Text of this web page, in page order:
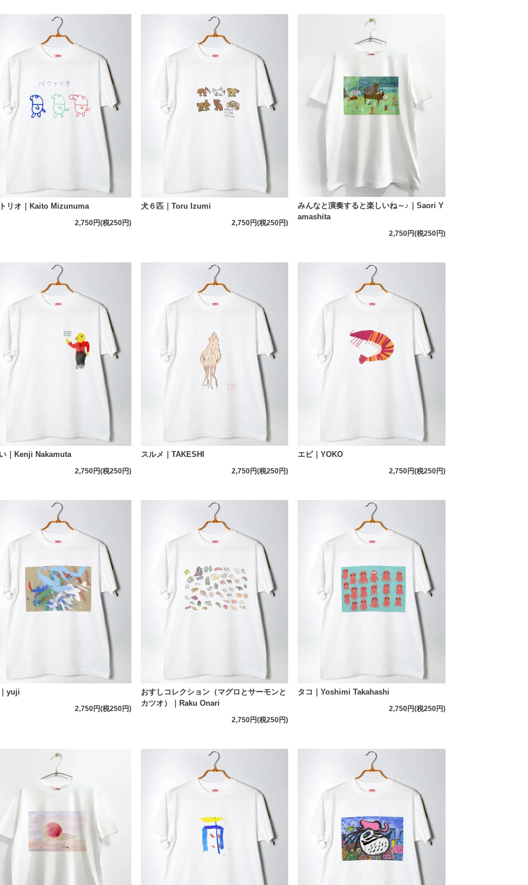
リオ｜Kaito Mizunuma
2,750円(税250円)
犬６匹｜Toru Izumi
2,750円(税250円)
みんなと演奏すると楽しいね～♪｜Saori Y
amashita
2,750円(税250円)
｜Kenji Nakamuta
2,750円(税250円)
スルメ｜TAKESHI
2,750円(税250円)
エビ｜YOKO
2,750円(税250円)
yuji
2,750円(税250円)
おすしコレクション（マグロとサーモンと
カツオ）｜Raku Onari
2,750円(税250円)
タコ｜Yoshimi Takahashi
2,750円(税250円)